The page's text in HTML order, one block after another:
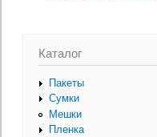
Каталог
Пакеты
Сумки
Мешки
Пленка